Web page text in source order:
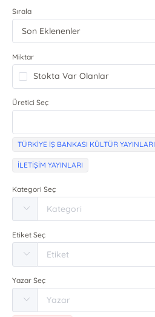
Sırala
Miktar
Stokta Var Olanlar
Üretici Seç
TÜRKİYE İŞ BANKASI KÜLTÜR YAYINLARI
İLETİŞİM YAYINLARI
Kategori Seç
Etiket Seç
Yazar Seç